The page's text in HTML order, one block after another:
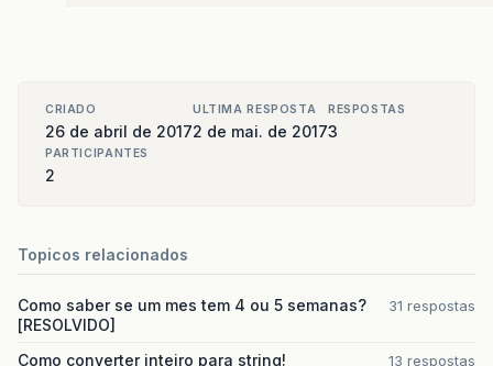
CRIADO
26 de abril de 2017
ULTIMA RESPOSTA
2 de mai. de 2017
RESPOSTAS
3
PARTICIPANTES
2
Topicos relacionados
Como saber se um mes tem 4 ou 5 semanas?
[RESOLVIDO]
31 respostas
Como converter inteiro para string! 13 respostas